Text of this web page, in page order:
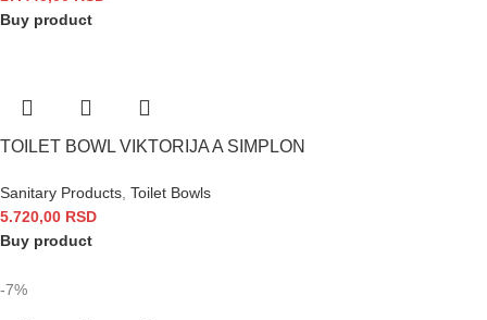
Buy product
TOILET BOWL VIKTORIJA A SIMPLON
Sanitary Products Toilet Bowls
5.720,00 RSD
Buy product
-7%